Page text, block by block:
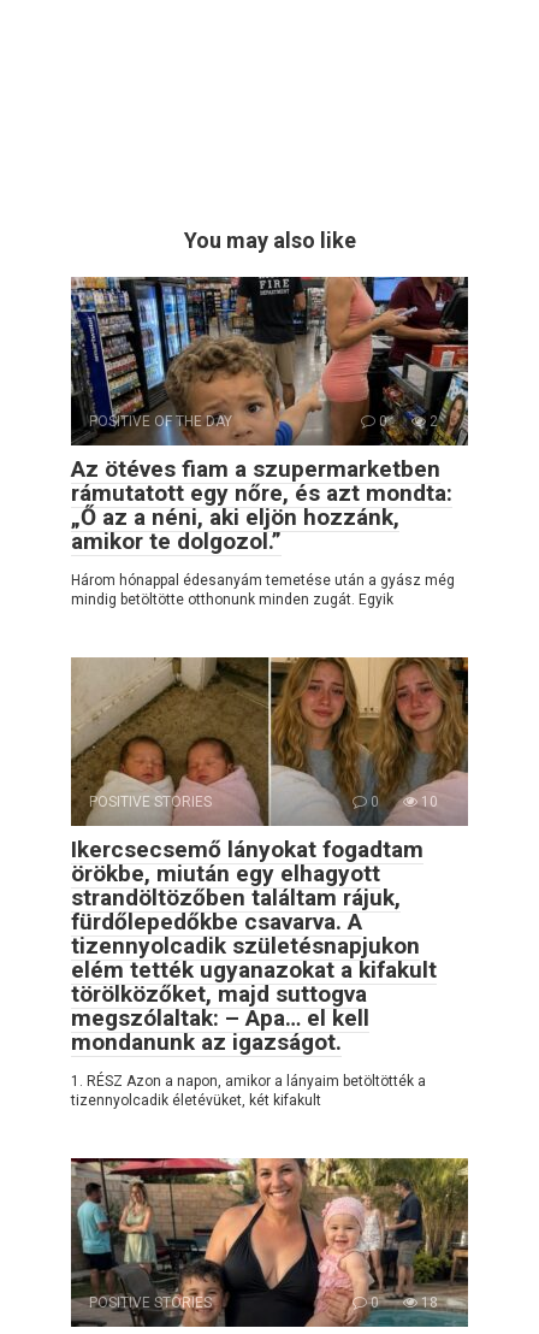
You may also like
POSITIVE OF THE DAY 0 2
Az ötéves fiam a szupermarketben
rámutatott egy nőre, és azt mondta:
„Ő az a néni, aki eljön hozzánk,
amikor te dolgozol.”
Három hónappal édesanyám temetése után a gyász még
mindig betöltötte otthonunk minden zugát. Egyik
POSITIVE STORIES 0 10
Ikercsecsemő lányokat fogadtam
örökbe, miután egy elhagyott
strandöltözőben találtam rájuk,
fürdőlepedőkbe csavarva. A
tizennyolcadik születésnapjukon
elém tették ugyanazokat a kifakult
törölközőket, majd suttogva
megszólaltak: – Apa… el kell
mondanunk az igazságot.
1. RÉSZ Azon a napon, amikor a lányaim betöltötték a
tizennyolcadik életévüket, két kifakult
POSITIVE STORIES 0 18